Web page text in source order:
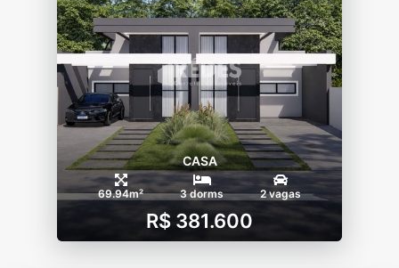
CASA
69.94m² 3 dorms 2 vagas
R$ 381.600